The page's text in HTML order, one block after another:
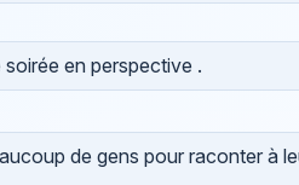
en perspective .
de gens pour raconter à